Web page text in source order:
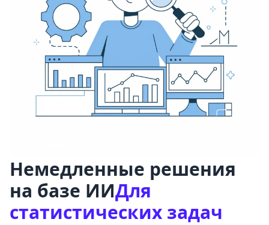
Немедленные решения
на базе ИИДля
статистических задач